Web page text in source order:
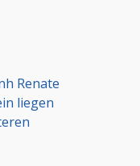
Renate
liegen